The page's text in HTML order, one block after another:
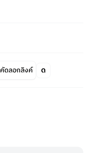
คัดลอกลิงค์